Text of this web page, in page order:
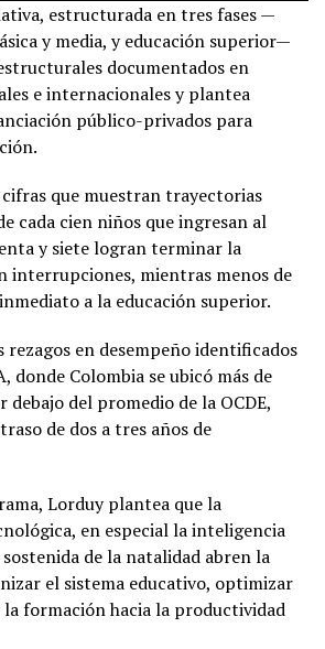
estructurada en tres fases —
y media, y educación superior—
documentados en
e internacionales y plantea
público-privados para
que muestran trayectorias
cada cien niños que ingresan al
y siete logran terminar la
interrupciones, mientras menos de
a la educación superior.
rezagos en desempeño identificados
donde Colombia se ubicó más de
del promedio de la OCDE,
de dos a tres años de
Lorduy plantea que la
en especial la inteligencia
de la natalidad abren la
el sistema educativo, optimizar
formación hacia la productividad